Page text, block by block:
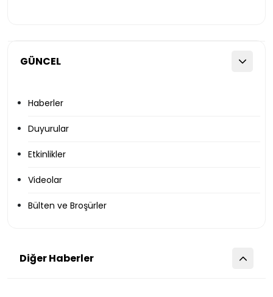
GÜNCEL
Haberler
Duyurular
Etkinlikler
Videolar
Bülten ve Broşürler
Diğer Haberler